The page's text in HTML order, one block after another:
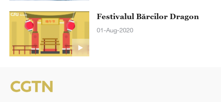
Festivalul Bărcilor Dragon
01-Aug-2020